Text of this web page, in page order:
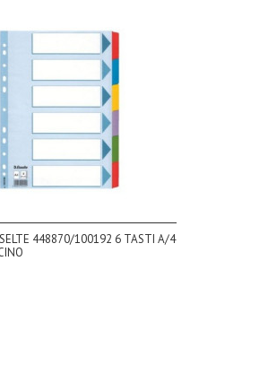
448870/100192 6 TASTI A/4